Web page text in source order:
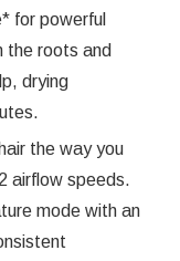
for powerful
the roots and
drying
the way you
airflow speeds.
mode with an